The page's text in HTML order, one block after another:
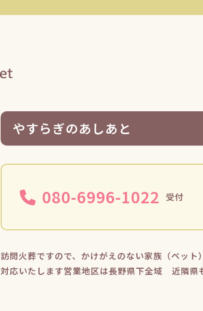
やすらぎのあしあと
080-6996-1022 受付
訪問火葬ですので、かけがえのない家族（ペッ
対応いたします営業地区は長野県下全域 近隣県